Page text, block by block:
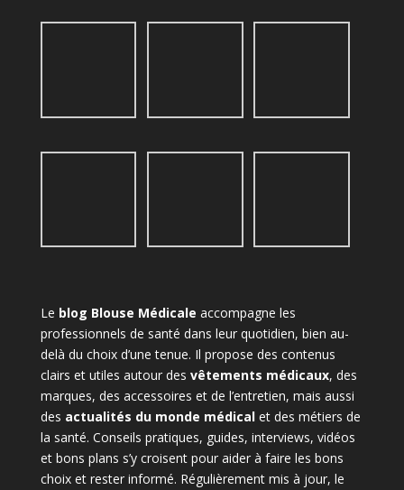
Le blog Blouse Médicale accompagne les
professionnels de santé dans leur quotidien, bien au-
delà du choix d’une tenue. Il propose des contenus
clairs et utiles autour des vêtements médicaux, des
marques, des accessoires et de l’entretien, mais aussi
des actualités du monde médicalet des métiers de
la santé. Conseils pratiques, guides, interviews, vidéos
et bons plans s’y croisent pour aider à faire les bons
choix et rester informé. Régulièrement mis à jour, le